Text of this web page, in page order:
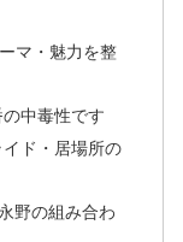
マ・魅力を整
中毒性です
ド・居場所の
野の組み合わ